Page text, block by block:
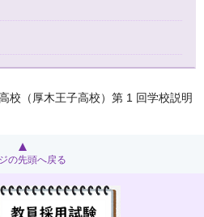
校（厚木王子高校）第 1 回学校説明
の先頭へ戻る